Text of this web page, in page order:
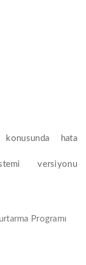
hata
versiyonu
Programı